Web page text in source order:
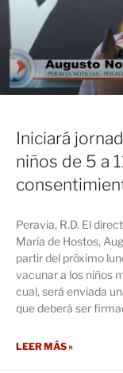
Iniciará
niños de 5 a
Peravia, R.D. El
María de Hostos,
partir del próximo
vacunar a los niños
cual, será enviada
que deberá ser
LEER MÁS »